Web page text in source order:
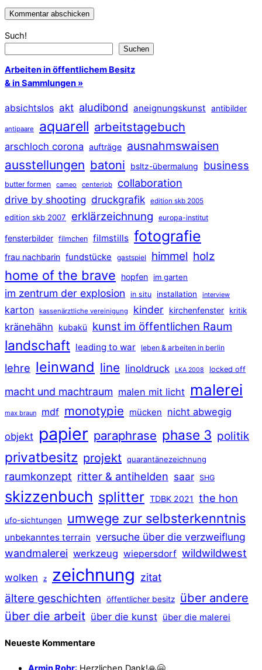
Such!
Suchen
Arbeiten in öffentlichem Besitz
& in Sammlungen »
absichtslos akt aludibond aneignungskunst antibilder
antipaare aquarell arbeitstagebuch
arschloch corona aufträge ausnahmswaisen
ausstellungen batoni bsltz-übermalung business
butter formen cameo centerjob collaboration
drive by shooting druckgrafik edition skb 2005
edition skb 2007 erklärzeichnung europa-institut
fensterbilder filmchen filmstills fotografie
frau nachbarin fundstücke gastspiel himmel holz
home of the brave hopfen im garten
im zentrum der explosion in situ installation interview
karton kassenärztliche vereinigung kinder kirchenfenster kritik
kränehähn kubakü kunst im öffentlichen Raum
landschaft leading to war leben & arbeiten in berlin
lehre leinwand line linoldruck LKA 2008 locked off
macht und machtraum malen mit licht malerei
max braun mdf monotypie mücken nicht abwegig
objekt papier paraphrase phase 3 politik
privatbesitz projekt quarantänezeichnung
raumkonzept ritter & antihelden saar SHG
skizzenbuch splitter TDBK 2021 the hon
ufo-sichtungen umwege zur selbsterkenntnis
unbekanntes terrain versuche über die verzweiflung
wandmalerei werkzeug wiepersdorf wildwildwest
wolken z zeichnung zitat
ältere geschichten öffentlicher besitz über andere
über die arbeit über die kunst über die malerei
Neueste Kommentare